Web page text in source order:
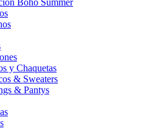
Boho Summer
y Chaquetas
& Sweaters
& Pantys